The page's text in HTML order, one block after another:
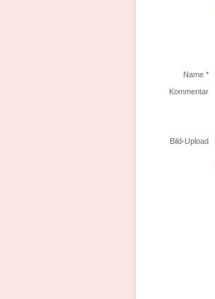
Name *
Kommentar
Bild-Upload